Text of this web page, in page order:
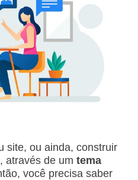
site, ou ainda, construir
através de um tema
você precisa saber